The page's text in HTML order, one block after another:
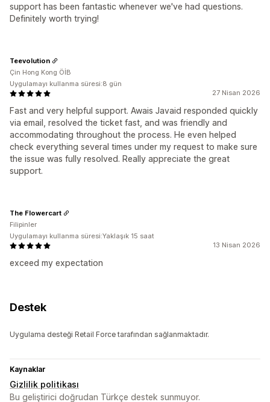
support has been fantastic whenever we've had questions.
Definitely worth trying!
27 Nisan 2026
Fast and very helpful support. Awais Javaid responded quickly
via email, resolved the ticket fast, and was friendly and
accommodating throughout the process. He even helped
check everything several times under my request to make sure
the issue was fully resolved. Really appreciate the great
support.
Teevolution
Çin Hong Kong ÖİB
Uygulamayı kullanma süresi:8 gün
13 Nisan 2026
exceed my expectation
The Flowercart
Filipinler
Uygulamayı kullanma süresi:Yaklaşık 15 saat
Destek
Uygulama desteği Retail Force tarafından sağlanmaktadır.
Kaynaklar
Gizlilik politikası
Bu geliştirici doğrudan Türkçe destek sunmuyor.